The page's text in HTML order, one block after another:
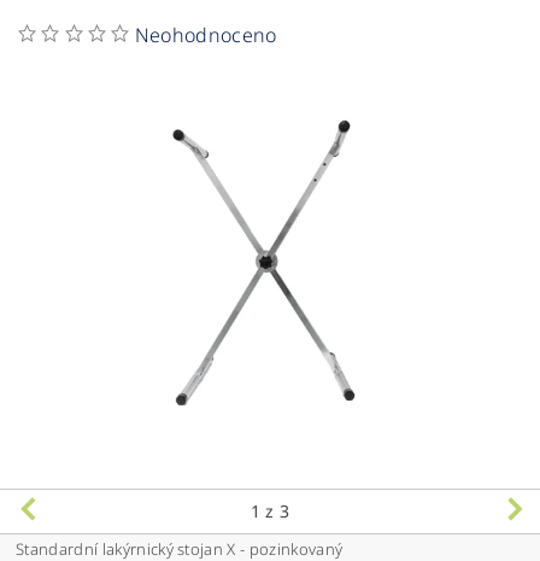
Neohodnoceno
1 z 3
Standardní lakýrnický stojan X - pozinkovaný